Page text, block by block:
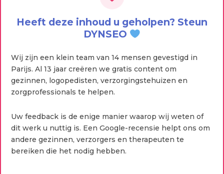
Heeft deze inhoud u geholpen? Steun
DYNSEO
Wij zijn een klein team van 14 mensen gevestigd in
Parijs. Al 13 jaar creëren we gratis content om
gezinnen, logopedisten, verzorgingstehuizen en
zorgprofessionals te helpen.
Uw feedback is de enige manier waarop wij weten of
dit werk u nuttig is. Een Google-recensie helpt ons om
andere gezinnen, verzorgers en therapeuten te
bereiken die het nodig hebben.